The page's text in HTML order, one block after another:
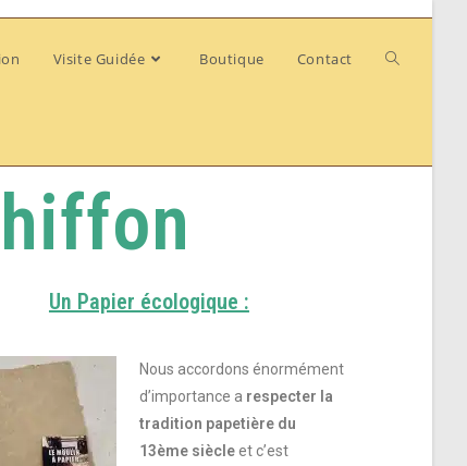
Visite Guidée Boutique Contact
Un Papier écologique :
Nous accordons énormément
d’importance a respecter la
tradition papetière du
13ème siècleet c’est